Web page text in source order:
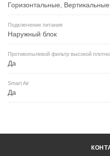
Горизонтальные, Вертикальные
Подключение питания
Наружный блок
Противопылевой фильтр высокой
Да
Smart Air
Да